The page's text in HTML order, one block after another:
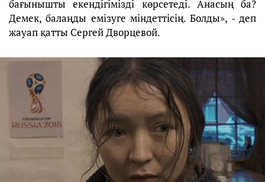
бағынышты екендігімізді көрсетеді. Анасың ба?
Демек, балаңды емізуге міндеттісің. Болды», - деп
жауап қатты Сергей Дворцевой.